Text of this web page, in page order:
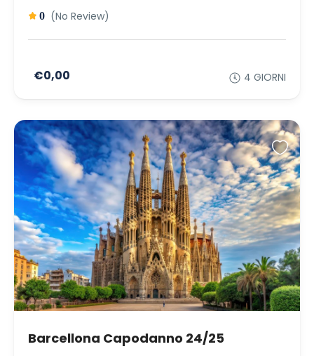
0 (No Review)
€0,00 4 GIORNI
Barcellona Capodanno 24/25